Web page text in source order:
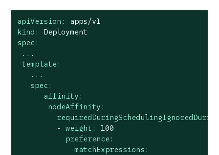
apiVersion:
apps/v1
kind:
Deployment
spec:
...
template:
...
spec:
affinity:
nodeAffinity:
- weight:
100
preference:
matchExpressions: